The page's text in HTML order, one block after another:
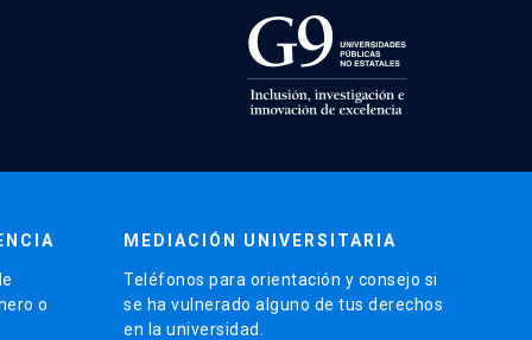
o
MEDIACIÓN UNIVERSITARIA
Teléfonos para orientación y consejo si
se ha vulnerado alguno de tus derechos
en la universidad.